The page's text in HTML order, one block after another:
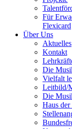
Für
Flexicard
Über Uns
Aktuelles
Kontakt
Die
Vielfalt
Leitbild/
Die
Haus